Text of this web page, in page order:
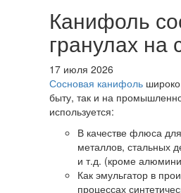
Канифоль
гранулах на
17 июля 2026
Сосновая канифоль
быту, так и на
используется:
В качестве флюса
металлов, стальных
и т.д. (кроме
Как эмульгатор в
процессах